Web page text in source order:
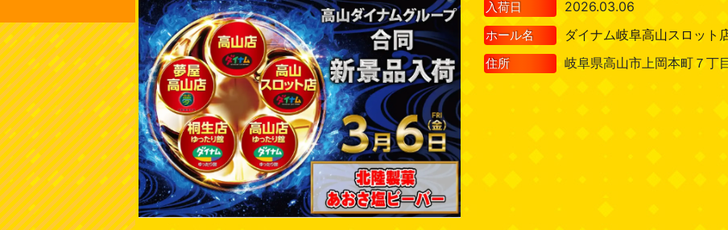
入荷日 2026.03.06
ホール名 ダイナム岐阜高山スロット
住所 岐阜県高山市上岡本町７丁